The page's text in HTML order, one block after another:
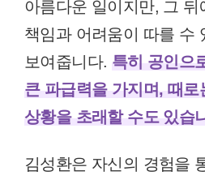
아름다운 일이지만, 그
책임과 어려움이 따를 수
보여줍니다. 특히 공인으
큰 파급력을 가지며, 때
상황을 초래할 수도 있습
김성환은 자신의 경험을